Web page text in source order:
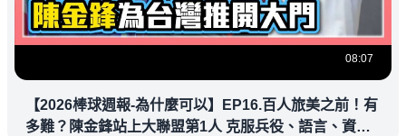
08:07
【2026棒球週報-為什麼可以】EP16.百人旅美之前！有
多難？陳金鋒站上大聯盟第1人 克服兵役、語言、資訊